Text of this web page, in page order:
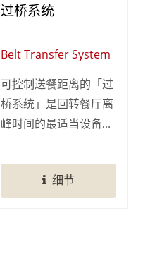
过桥系统
Belt Transfer System
可控制送餐距离的「过
桥系统」是回转餐厅离
峰时间的最适当设备，
距离，避免餐点绕行过
远，让客人等待，加速
细节